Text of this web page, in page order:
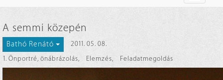
A semmi közepén
Bathó Renátó
2011. 05. 08.
1. Önportré, önábrázolás, Elemzés, Feladatmegoldás